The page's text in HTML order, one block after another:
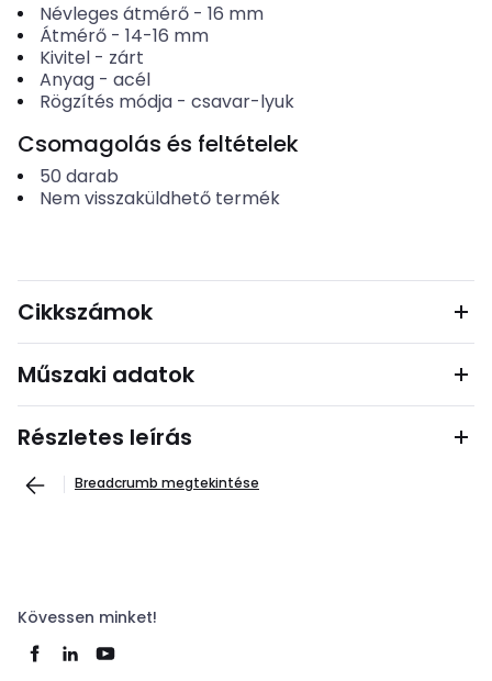
Névleges átmérő- 16 mm
Átmérő- 14-16 mm
Kivitel- zárt
Anyag- acél
Rögzítés módja- csavar-lyuk
Csomagolás és feltételek
50 darab
Nem visszaküldhető termék
Cikkszámok
Műszaki adatok
Részletes leírás
Breadcrumb megtekintése
Kövessen minket!